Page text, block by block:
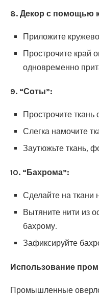
8. Декор с помощью
Приложите
Прострочите край
одновременно
9. “Соты”:
Прострочите ткань
Слегка намочите
Заутюжьте ткань,
10. “Бахрома”:
Сделайте на ткани
Вытяните нити из
бахрому.
Зафиксируйте
Использование
Промышленные